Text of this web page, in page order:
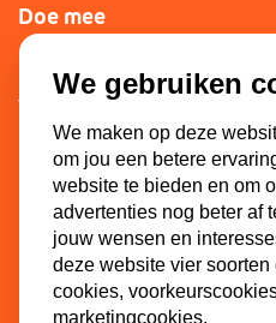
Doe mee
Lid worden
Vacatures
Doneren
Sponsoren
Contact
We gebruiken
We maken op deze
om jou een betere
website te bieden en om
advertenties nog beter af
jouw wensen en
deze website vier
cookies,
marketingcookies.